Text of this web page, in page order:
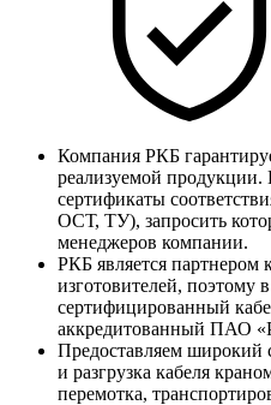
Компания РКБ
реализуемой продукции.
сертификаты
ОСТ, ТУ), запросить
менеджеров компании.
РКБ является партнером
изготовителей, поэтому
сертифицированный
аккредитованный ПАО
Предоставляем широкий
и разгрузка кабеля
перемотка,